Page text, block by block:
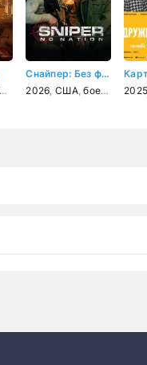
,фэнтези,боевик
Снайпер: Без флага
2026 США,боевик
2025